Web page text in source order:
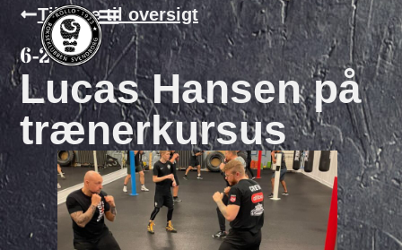
Tilbage til oversigt
6-2-22
Lucas Hansen på
trænerkursus